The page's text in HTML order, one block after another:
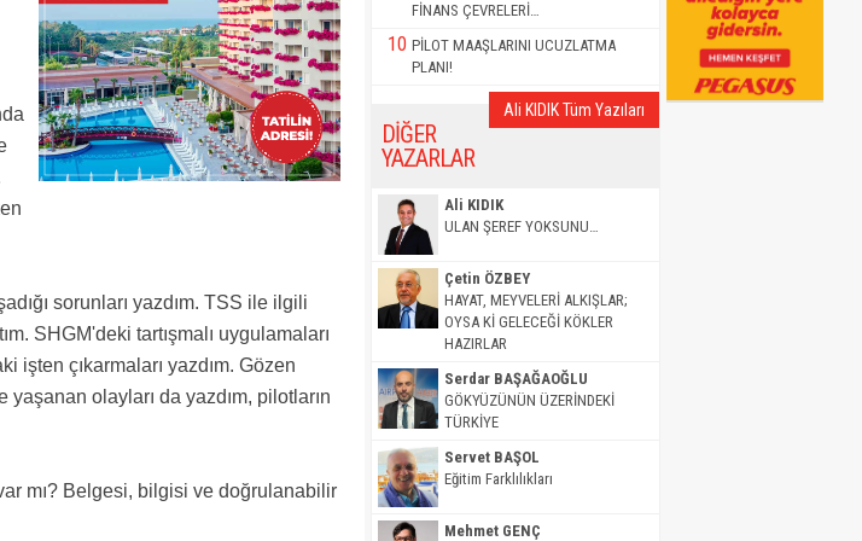
sorunları yazdım. TSS ile ilgili
SHGM'deki tartışmalı uygulamaları
işten çıkarmaları yazdım. Gözen
olayları da yazdım, pilotların
mı? Belgesi, bilgisi ve doğrulanabilir
FİNANS ÇEVRELERİ…
10 PİLOT MAAŞLARINI UCUZLATMA
PLANI!
Ali KIDIK Tüm Yazıları
DİĞER
YAZARLAR
Ali KIDIK
ULAN ŞEREF YOKSUNU…
Çetin ÖZBEY
HAYAT, MEYVELERİ ALKIŞLAR;
OYSA Kİ GELECEĞİ KÖKLER
HAZIRLAR
Serdar BAŞAĞAOĞLU
GÖKYÜZÜNÜN ÜZERİNDEKİ
TÜRKİYE
Servet BAŞOL
Eğitim Farklılıkları
Mehmet GENÇ